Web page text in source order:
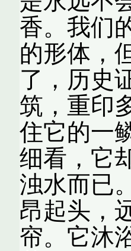
香。我们
的形体，
了，历史
筑，重印
住它的一
细看，它
浊水而
昂起头，
帘。它沐